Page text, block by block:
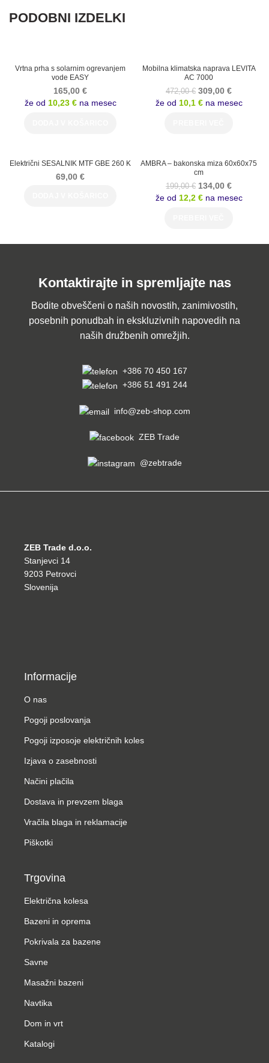
PODOBNI IZDELKI
Vrtna prha s solarnim ogrevanjem
vode EASY
165,00 €
že od 10,23 €na mesec
Mobilna klimatska naprava LEVITA
AC 7000
472,00€ 309,00 €
že od 10,1 €na mesec
Električni SESALNIK MTF GBE 260 K
69,00 €
AMBRA – bakonska miza 60x60x75
cm
199,00€ 134,00 €
že od 12,2 €na mesec
Kontaktirajte in spremljajte nas
Bodite obveščeni o naših novostih, zanimivostih,
posebnih ponudbah in ekskluzivnih napovedih na
naših družbenih omrežjih.
+386 70 450 167
+386 51 491 244
info@zeb-shop.com
ZEB Trade
@zebtrade
ZEB Trade d.o.o.
Stanjevci 14
9203 Petrovci
Slovenija
Informacije
O nas
Pogoji poslovanja
Pogoji izposoje električnih koles
Izjava o zasebnosti
Načini plačila
Dostava in prevzem blaga
Vračila blaga in reklamacije
Piškotki
Trgovina
Električna kolesa
Bazeni in oprema
Pokrivala za bazene
Savne
Masažni bazeni
Navtika
Dom in vrt
Katalogi